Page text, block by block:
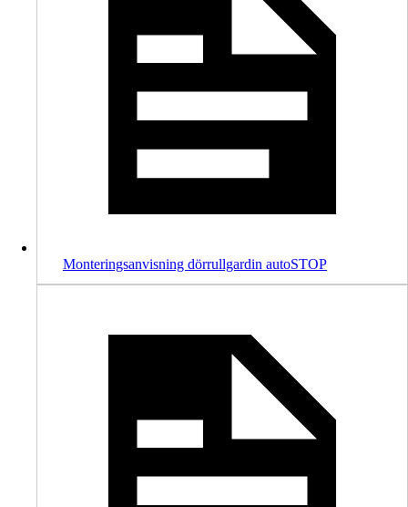
Monteringsanvisning dörrullgardin autoSTOP